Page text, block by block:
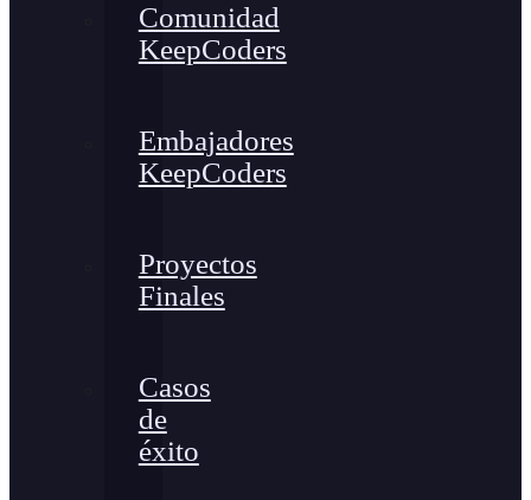
Comunidad
KeepCoders
Embajadores
KeepCoders
Proyectos
Finales
Casos
de
éxito